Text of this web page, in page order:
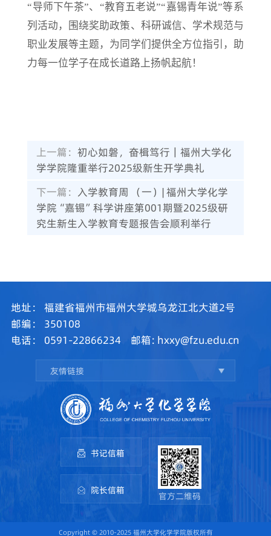
“导师下午茶”、“教育五老说”“嘉锡青年说”等系
列活动，围绕奖助政策、科研诚信、学术规范与
职业发展等主题，为同学们提供全方位指引，助
力每一位学子在成长道路上扬帆起航！
上一篇：初心如磐，奋楫笃行｜福州大学化
学学院隆重举行2025级新生开学典礼
下一篇： 入学教育周 （一）| 福州大学化学
学院“嘉锡”科学讲座第001期暨2025级研
究生新生入学教育专题报告会顺利举行
地址：
福建省福州市福州大学城乌龙江北大道2号
邮编：
350108
电话：
0591-22866234 邮箱: hxxy@fzu.edu.cn
友情链接
书记信箱
院长信箱 官方二维码
Copyright © 2010-2025 福州大学化学学院版权所有